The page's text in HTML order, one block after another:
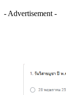
- Advertisement -